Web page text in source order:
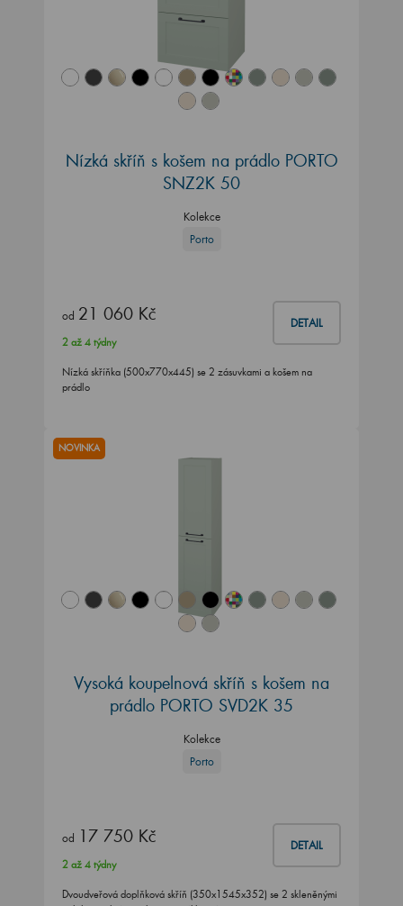
Nízká skříň s košem na prádlo PORTO
SNZ2K 50
Kolekce
Porto
od 21 060 Kč DETAIL
2 až 4 týdny
Nízká skříňka (500x770x445) se 2 zásuvkami a košem na
prádlo
NOVINKA
Vysoká koupelnová skříň s košem na
prádlo PORTO SVD2K 35
Kolekce
Porto
od 17 750 Kč DETAIL
2 až 4 týdny
Dvoudveřová doplňková skříň (350x1545x352) se 2 skleněnými